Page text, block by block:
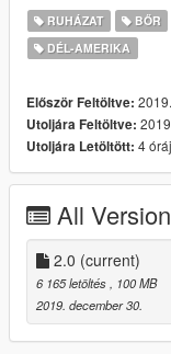
Model Original By
Edited Model:
Textures By
Original:Original
Textures By
Models
Model 3D By
Texture By
VEST
Model Original By
Model Edited By
Texture By Mr.KobraX
BRACAL
Model 3D By
RUHÁZAT BŐR
DÉL-AMERIKA
Először Feltöltve:
Utoljára Feltöltve:
Utoljára Letöltött: 4
All
2.0 (current)
6 165 letöltés
, 100 MB
2019. december 30.